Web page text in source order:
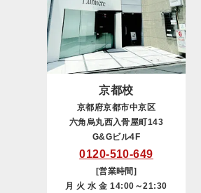
京都校
京都府京都市中京区
六角烏丸西入骨屋町143
G&Gビル4F
0120-510-649
[営業時間]
月 火 水 金 14:00～21:30